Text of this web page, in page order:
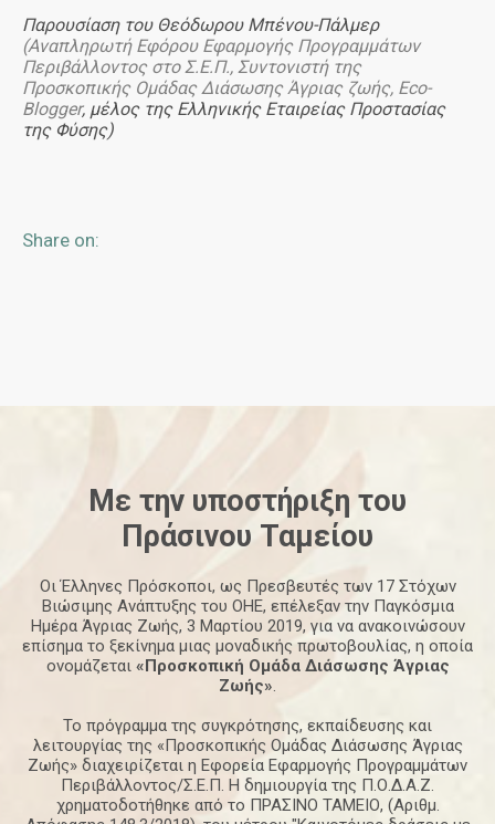
Παρουσίαση του Θεόδωρου Μπένου-Πάλμερ
(Αναπληρωτή Εφόρου Εφαρμογής Προγραμμάτων
Περιβάλλοντος στο Σ.Ε.Π., Συντονιστή της
Προσκοπικής Ομάδας Διάσωσης Άγριας ζωής, Eco-
Blogger, μέλος της Ελληνικής Εταιρείας Προστασίας
της Φύσης)
Share on:
Με την υποστήριξη του
Πράσινου Ταμείου
Οι Έλληνες Πρόσκοποι, ως Πρεσβευτές των 17 Στόχων
Βιώσιμης Ανάπτυξης του ΟΗΕ, επέλεξαν την Παγκόσμια
Ημέρα Άγριας Ζωής, 3 Μαρτίου 2019, για να ανακοινώσουν
επίσημα το ξεκίνημα μιας μοναδικής πρωτοβουλίας, η οποία
ονομάζεται «Προσκοπική Ομάδα Διάσωσης Άγριας
Ζωής»
Το πρόγραμμα της συγκρότησης, εκπαίδευσης και
λειτουργίας της «Προσκοπικής Ομάδας Διάσωσης Άγριας
Ζωής» διαχειρίζεται η Εφορεία Εφαρμογής Προγραμμάτων
Περιβάλλοντος/Σ.Ε.Π. Η δημιουργία της Π.Ο.Δ.Α.Ζ.
χρηματοδοτήθηκε από το ΠΡΑΣΙΝΟ ΤΑΜΕΙΟ, (Αριθμ.